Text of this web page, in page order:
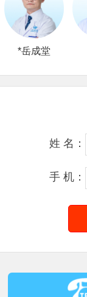
*岳成堂
姓 名：
手 机：